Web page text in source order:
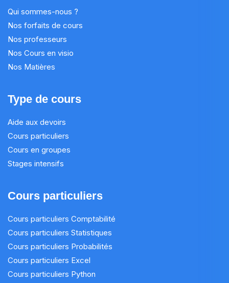
Qui sommes-nous ?
Nos forfaits de cours
Nos professeurs
Nos Cours en visio
Nos Matières
Type de cours
Aide aux devoirs
Cours particuliers
Cours en groupes
Stages intensifs
Cours particuliers
Cours particuliers Comptabilité
Cours particuliers Statistiques
Cours particuliers Probabilités
Cours particuliers Excel
Cours particuliers Python